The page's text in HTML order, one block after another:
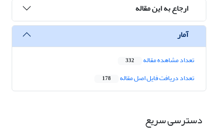
ارجاع به این مقاله
آمار
تعداد مشاهده مقاله 332
تعداد دریافت فایل اصل مقاله 178
دسترسی سریع